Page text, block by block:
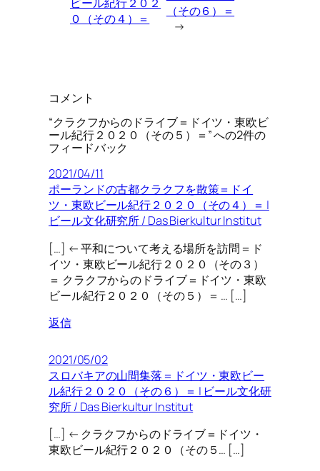
０（その４）＝
（その６）＝
→
コメント
“クラクフからのドライブ＝ドイツ・東欧ビ
ール紀行２０２０（その５）＝” への2件の
フィードバック
2021/04/11
ポーランドの古都クラクフを散策＝ドイ
ツ・東欧ビール紀行２０２０（その４）＝ |
ビール文化研究所 / Das Bierkultur Institut
[…] ← 平和について考える場所を訪問＝ド
イツ・東欧ビール紀行２０２０（その３）
＝ クラクフからのドライブ＝ドイツ・東欧
ビール紀行２０２０（その５）＝ … […]
返信
2021/05/02
スロバキアの山間集落＝ドイツ・東欧ビー
ル紀行２０２０（その６）＝ | ビール文化研
究所 / Das Bierkultur Institut
[…] ← クラクフからのドライブ＝ドイツ・
東欧ビール紀行２０２０（その５… […]